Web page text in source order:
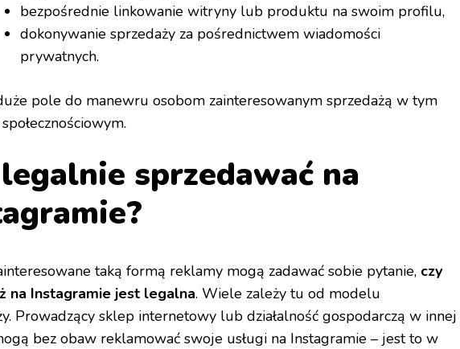
bezpośrednie linkowanie witryny lub produktu na swoim profilu,
dokonywanie sprzedaży za pośrednictwem wiadomości
prywatnych.
pole do manewru osobom zainteresowanym sprzedażą w tym
sprzedawać na
taką formą reklamy mogą zadawać sobie pytanie, czy
na Instagramie jest legalna. Wiele zależy tu od modelu
Prowadzący sklep internetowy lub działalność gospodarczą w innej
bez obaw reklamować swoje usługi na Instagramie – jest to w